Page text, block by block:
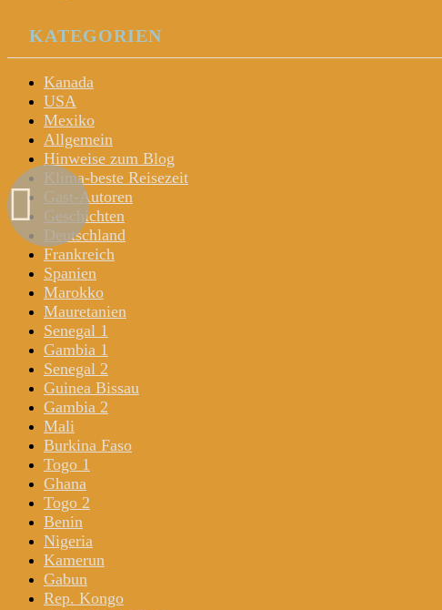
KATEGORIEN
Kanada
USA
Mexiko
Allgemein
Hinweise zum Blog
Klima-beste Reisezeit
Gast-Autoren
Geschichten
Deutschland
Frankreich
Spanien
Marokko
Mauretanien
Senegal 1
Gambia 1
Senegal 2
Guinea Bissau
Gambia 2
Mali
Burkina Faso
Togo 1
Ghana
Togo 2
Benin
Nigeria
Kamerun
Gabun
Rep. Kongo